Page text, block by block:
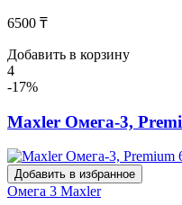
6500 ₸
Добавить в корзину
4
-17%
Maxler Омега-3,
Добавить в избранное
Омега 3 Maxler